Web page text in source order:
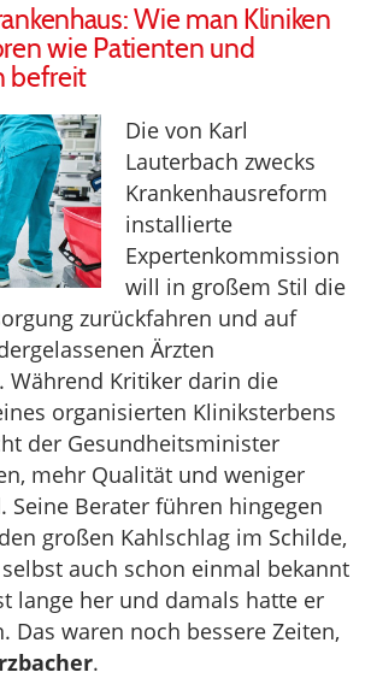
Wie man Kliniken
wie Patienten und
befreit
Die von Karl
Lauterbach zwecks
Krankenhausreform
installierte
Expertenkommission
will in großem Stil die
zurückfahren und auf
Ärzten
Während Kritiker darin die
organisierten Kliniksterbens
der Gesundheitsminister
mehr Qualität und weniger
Seine Berater führen hingegen
großen Kahlschlag im Schilde,
auch schon einmal bekannt
lange her und damals hatte er
Das waren noch bessere Zeiten,
.